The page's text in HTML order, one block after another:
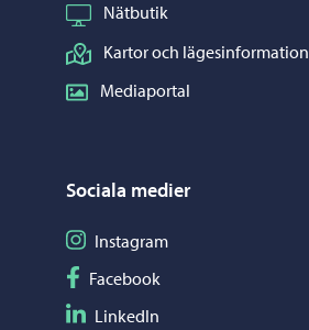
Nätbutik
Kartor och lägesinformation
Mediaportal
Sociala medier
Följ på Instagram
Instagram
Följ på Facebook
Facebook
Följ på LinkedIn
LinkedIn